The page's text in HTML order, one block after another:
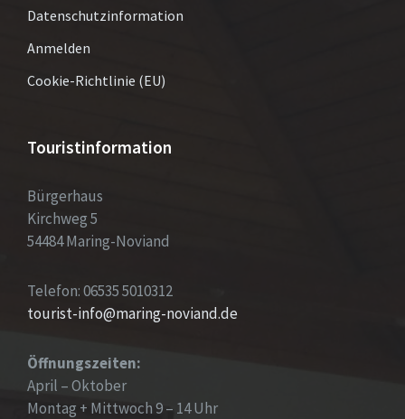
Datenschutzinformation
Anmelden
Cookie-Richtlinie (EU)
Touristinformation
Bürgerhaus
Kirchweg 5
54484 Maring-Noviand
Telefon: 06535 5010312
tourist-info@maring-noviand.de
Öffnungszeiten:
April – Oktober
Montag + Mittwoch 9 – 14 Uhr